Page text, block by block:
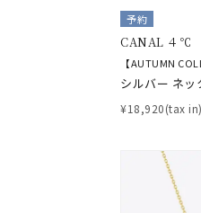
予約
CANAL ４℃
【AUTUMN
シルバー ネッ
¥18,920(tax in)